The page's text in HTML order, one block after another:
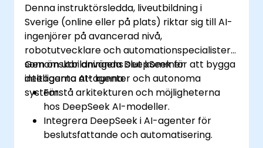
Denna instruktörsledda, liveutbildning i
Sverige (online eller på plats) riktar sig till AI-
ingenjörer på avancerad nivå,
robotutvecklare och automationspecialister
som önskar använda DeepSeek för att bygga
intelligenta AI-agenter och autonoma
system.
Genom utbildningens slut kommer
deltagarna att kunna:
Förstå arkitekturen och möjligheterna
hos DeepSeek AI-modeller.
Integrera DeepSeek i AI-agenter för
beslutsfattande och automatisering.